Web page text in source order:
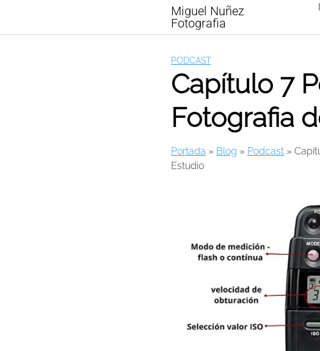
content
Miguel Nuñez
Fotografia
PODCAST
Capítulo 7
Fotografia
Portada » Blog » Podcast »
Estudio